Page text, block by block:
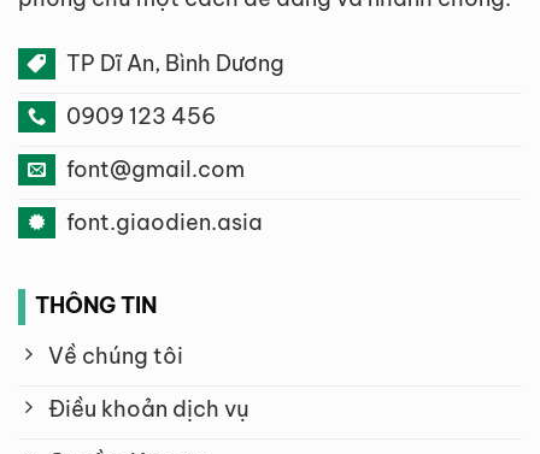
TP Dĩ An, Bình Dương
0909 123 456
font@gmail.com
font.giaodien.asia
THÔNG TIN
Về chúng tôi
Điều khoản dịch vụ